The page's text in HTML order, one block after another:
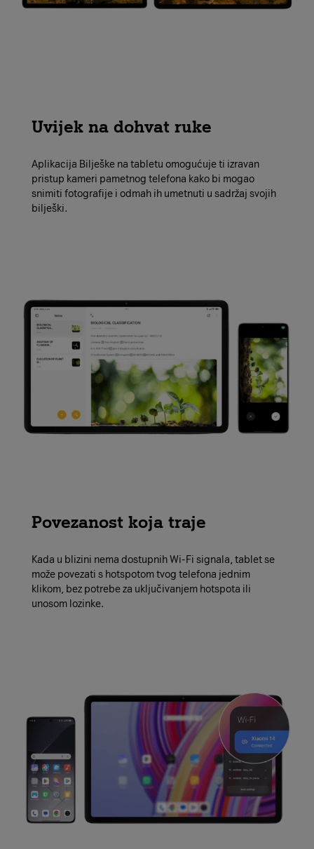
Uvijek na dohvat ruke
Aplikacija Bilješke na tabletu omogućuje ti izravan
pristup kameri pametnog telefona kako bi mogao
snimiti fotografije i odmah ih umetnuti u sadržaj svojih
bilješki.
Povezanost koja traje
Kada u blizini nema dostupnih Wi-Fi signala, tablet se
može povezati s hotspotom tvog telefona jednim
klikom, bez potrebe za uključivanjem hotspota ili
unosom lozinke.